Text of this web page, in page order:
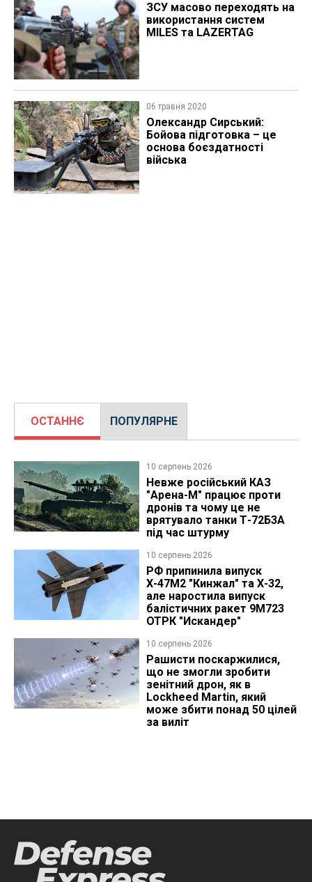
ЗСУ масово переходять на
використання систем
MILES та LAZERTAG
06 травня 2020
Олександр Сирський:
Бойова підготовка – це
основа боєздатності
війська
ОСТАННЄ ПОПУЛЯРНЕ
10 серпень 2026
Невже російський КАЗ
"Арена-М" працює проти
дронів та чому це не
врятувало танки Т-72Б3А
під час штурму
10 серпень 2026
РФ припинила випуск
Х-47М2 "Кинжал" та Х-32,
але наростила випуск
балістичних ракет 9М723
ОТРК "Искандер"
10 серпень 2026
Рашисти поскаржилися,
що не змогли зробити
зенітний дрон, як в
Lockheed Martin, який
може збити понад 50 цілей
за виліт